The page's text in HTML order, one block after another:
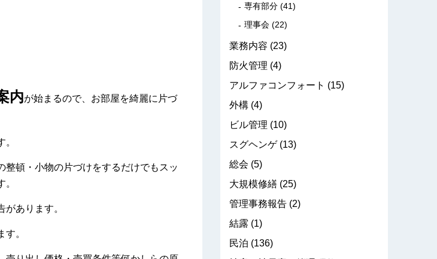
内が始まるので、お部屋を綺麗に片づ
頓・小物の片づけをするだけでもスッ
あります。
。
専有部分 (41)
理事会 (22)
業務内容 (23)
防火管理 (4)
アルファコンフォート (15)
外構 (4)
ビル管理 (10)
スグヘンゲ(13)
総会 (5)
大規模修繕 (25)
管理事務報告 (2)
結露 (1)
民泊 (136)